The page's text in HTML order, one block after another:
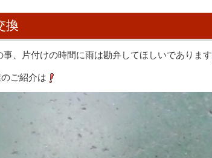
換
、片付けの時間に雨は勘弁してほしいであります
ご紹介は